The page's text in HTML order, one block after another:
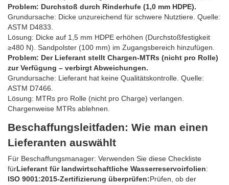
Problem: Durchstoß durch Rinderhufe (1,0 mm HDPE).
Grundursache: Dicke unzureichend für schwere Nutztiere. Quelle:
ASTM D4833.
Lösung: Dicke auf 1,5 mm HDPE erhöhen (Durchstoßfestigkeit
≥480 N). Sandpolster (100 mm) im Zugangsbereich hinzufügen.
Problem: Der Lieferant stellt Chargen-MTRs (nicht pro Rolle)
zur Verfügung – verbirgt Abweichungen.
Grundursache: Lieferant hat keine Qualitätskontrolle. Quelle:
ASTM D7466.
Lösung: MTRs pro Rolle (nicht pro Charge) verlangen.
Chargenweise MTRs ablehnen.
Beschaffungsleitfaden: Wie man einen
Lieferanten auswählt
Für Beschaffungsmanager: Verwenden Sie diese Checkliste
fürLieferant für landwirtschaftliche Wasserreservoirfolien:
ISO 9001:2015-Zertifizierung überprüfen:Prüfen, ob der